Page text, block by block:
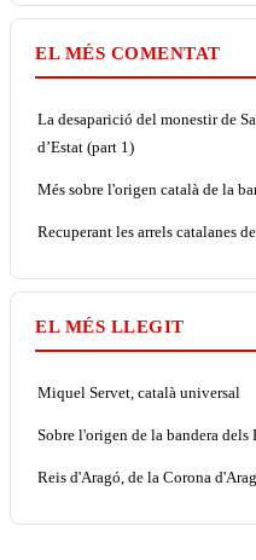
EL MÉS COMENTAT
La desaparició del monestir de
d’Estat (part 1)
Més sobre l'origen català de la
Recuperant les arrels catalanes
EL MÉS LLEGIT
Miquel Servet, català universal
Sobre l'origen de la bandera dels
Reis d'Aragó, de la Corona